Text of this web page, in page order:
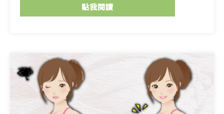
點我閱讀